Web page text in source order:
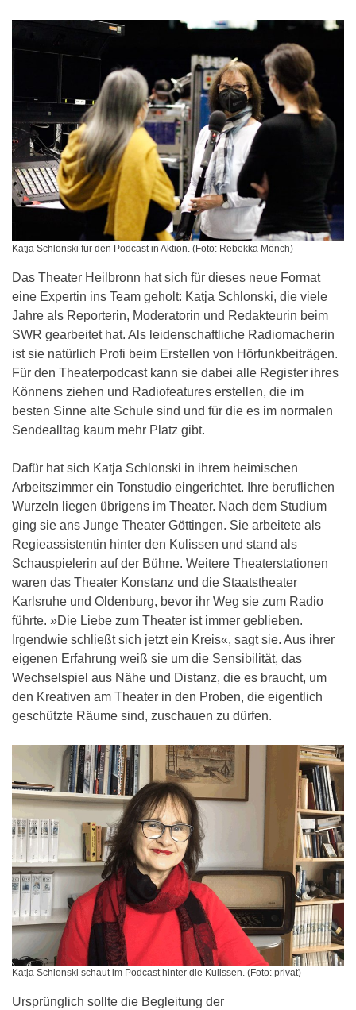
Katja Schlonski für den Podcast in Aktion. (Foto: Rebekka Mönch)
Das Theater Heilbronn hat sich für dieses neue Format
eine Expertin ins Team geholt: Katja Schlonski, die viele
Jahre als Reporterin, Moderatorin und Redakteurin beim
SWR gearbeitet hat. Als leidenschaftliche Radiomacherin
ist sie natürlich Profi beim Erstellen von Hörfunkbeiträgen.
Für den Theaterpodcast kann sie dabei alle Register ihres
Könnens ziehen und Radiofeatures erstellen, die im
besten Sinne alte Schule sind und für die es im normalen
Sendealltag kaum mehr Platz gibt.
Dafür hat sich Katja Schlonski in ihrem heimischen
Arbeitszimmer ein Tonstudio eingerichtet. Ihre beruflichen
Wurzeln liegen übrigens im Theater. Nach dem Studium
ging sie ans Junge Theater Göttingen. Sie arbeitete als
Regieassistentin hinter den Kulissen und stand als
Schauspielerin auf der Bühne. Weitere Theaterstationen
waren das Theater Konstanz und die Staatstheater
Karlsruhe und Oldenburg, bevor ihr Weg sie zum Radio
führte. »Die Liebe zum Theater ist immer geblieben.
Irgendwie schließt sich jetzt ein Kreis«, sagt sie. Aus ihrer
eigenen Erfahrung weiß sie um die Sensibilität, das
Wechselspiel aus Nähe und Distanz, die es braucht, um
den Kreativen am Theater in den Proben, die eigentlich
geschützte Räume sind, zuschauen zu dürfen.
Katja Schlonski schaut im Podcast hinter die Kulissen. (Foto: privat)
Ursprünglich sollte die Begleitung der